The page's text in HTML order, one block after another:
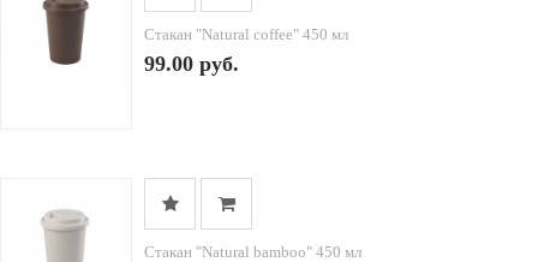
Стакан "Natural coffee" 450 мл
99.00 руб.
Стакан "Natural bamboo" 450 мл